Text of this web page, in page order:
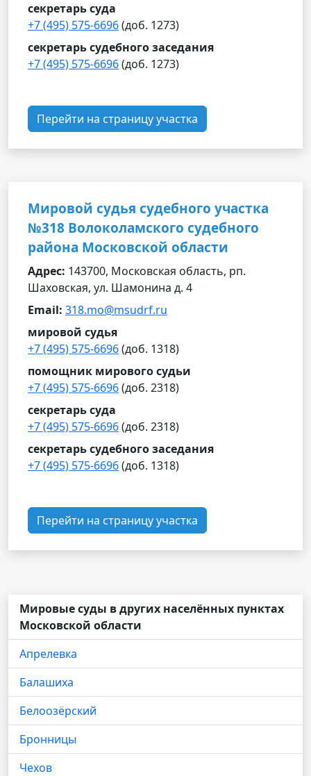
секретарь суда
+7 (495) 575-6696(доб. 1273)
секретарь судебного заседания
+7 (495) 575-6696(доб. 1273)
Перейти на страницу участка
Мировой судья судебного участка
№318 Волоколамского судебного
района Московской области
Адрес: 143700, Московская область, рп.
Шаховская, ул. Шамонина д. 4
Email: 318.mo@msudrf.ru
мировой судья
+7 (495) 575-6696(доб. 1318)
помощник мирового судьи
+7 (495) 575-6696(доб. 2318)
секретарь суда
+7 (495) 575-6696(доб. 2318)
секретарь судебного заседания
+7 (495) 575-6696(доб. 1318)
Перейти на страницу участка
Мировые суды в других населённых пунктах
Московской области
Апрелевка
Балашиха
Белоозёрский
Бронницы
Чехов